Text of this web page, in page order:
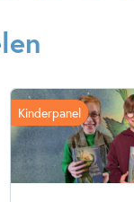
Kinderpanel